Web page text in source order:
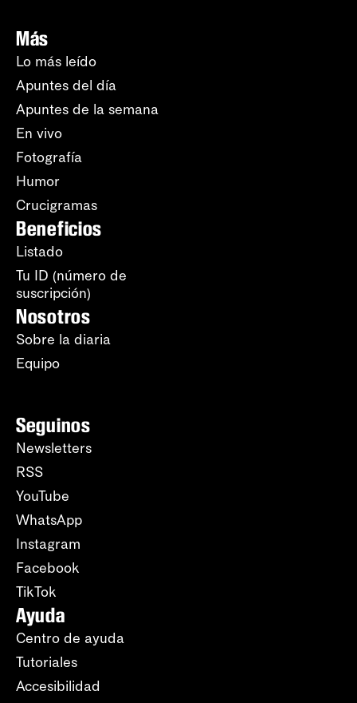
Más
Lo más leído
Apuntes del día
Apuntes de la semana
En vivo
Fotografía
Humor
Crucigramas
Beneficios
Listado
Tu ID (número de
suscripción)
Nosotros
Sobre la diaria
Equipo
Seguinos
Newsletters
RSS
YouTube
WhatsApp
Instagram
Facebook
TikTok
Ayuda
Centro de ayuda
Tutoriales
Accesibilidad